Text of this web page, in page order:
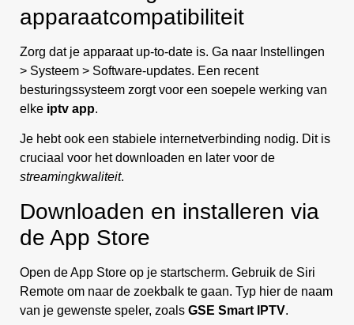
apparaatcompatibiliteit
Zorg dat je apparaat up-to-date is. Ga naar Instellingen
> Systeem > Software-updates. Een recent
besturingssysteem zorgt voor een soepele werking van
elke iptv app.
Je hebt ook een stabiele internetverbinding nodig. Dit is
cruciaal voor het downloaden en later voor de
streamingkwaliteit.
Downloaden en installeren via
de App Store
Open de App Store op je startscherm. Gebruik de Siri
Remote om naar de zoekbalk te gaan. Typ hier de naam
van je gewenste speler, zoals GSE Smart IPTV.